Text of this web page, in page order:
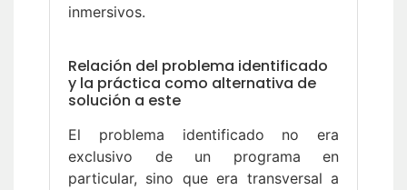
inmersivos.
Relación del problema identificado
y la práctica como alternativa de
solución a este
El problema identificado no era
exclusivo de un programa en
particular, sino que era transversal a